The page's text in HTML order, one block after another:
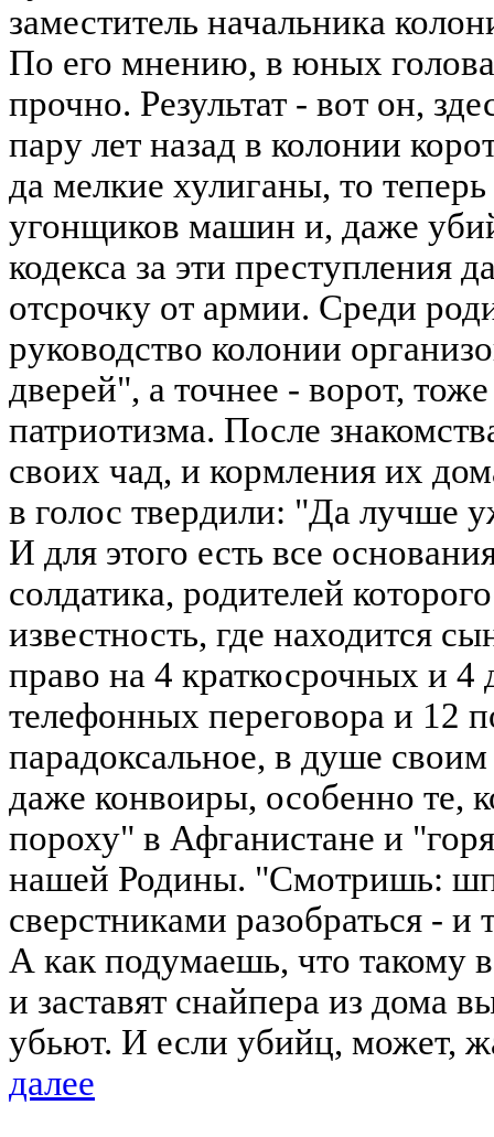
заместитель начальника
По его мнению, в юных
прочно. Результат - вот он,
пару лет назад в колонии
да мелкие хулиганы, то
угонщиков машин и, даже
кодекса за эти преступления
отсрочку от армии. Среди
руководство колонии
дверей", а точнее - ворот,
патриотизма. После
своих чад, и кормления их
в голос твердили: "Да лучше
И для этого есть все
солдатика, родителей
известность, где находится
право на 4 краткосрочных и 4
телефонных переговора и 12
парадоксальное, в душе
даже конвоиры, особенно те,
пороху" в Афганистане и
нашей Родины. "Смотришь:
сверстниками разобраться - и
А как подумаешь, что такому
и заставят снайпера из дома
убьют. И если убийц, может,
далее